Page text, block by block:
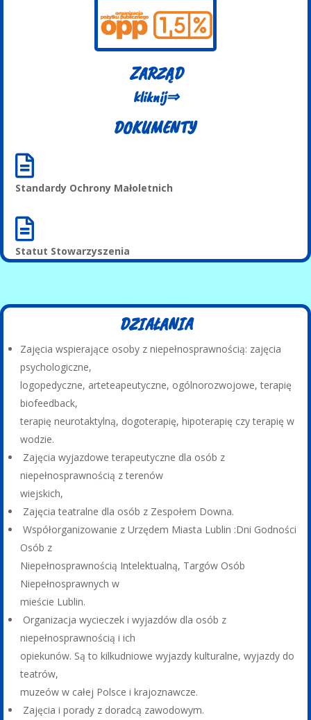
ZARZĄD
kliknij⇒
DOKUMENTY

Standardy Ochrony Małoletnich

Statut Stowarzyszenia
DZIAŁANIA
Zajęcia wspierające osoby z niepełnosprawnością: zajęcia
psychologiczne,
logopedyczne, arteteapeutyczne, ogólnorozwojowe, terapię
biofeedback,
terapię neurotaktylną, dogoterapię, hipoterapię czy terapię w
wodzie.
Zajęcia wyjazdowe terapeutyczne dla osób z
niepełnosprawnością z terenów
wiejskich,
Zajęcia teatralne dla osób z Zespołem Downa.
Współorganizowanie z Urzędem Miasta Lublin :Dni Godności
Osób z
Niepełnosprawnością Intelektualną, Targów Osób
Niepełnosprawnych w
mieście Lublin.
Organizacja wycieczek i wyjazdów dla osób z
niepełnosprawnością i ich
opiekunów. Są to kilkudniowe wyjazdy kulturalne, wyjazdy do
teatrów,
muzeów w całej Polsce i krajoznawcze.
Zajęcia i porady z doradcą zawodowym.